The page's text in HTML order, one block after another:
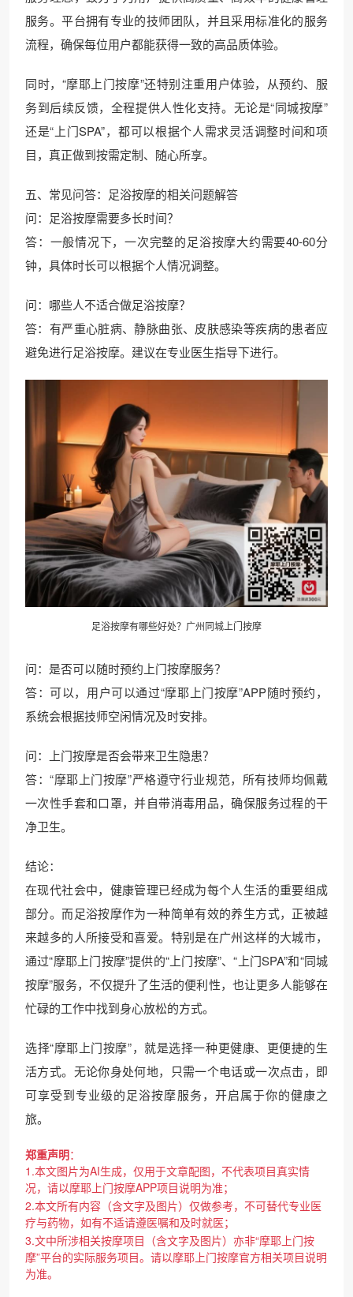
服务。平台拥有专业的技师团队，并且采用标准化的服务
流程，确保每位用户都能获得一致的高品质体验。
同时，“摩耶上门按摩”还特别注重用户体验，从预约、服
务到后续反馈，全程提供人性化支持。无论是“同城按摩”
还是“上门SPA”，都可以根据个人需求灵活调整时间和项
目，真正做到按需定制、随心所享。
五、常见问答：足浴按摩的相关问题解答
问：足浴按摩需要多长时间？
答：一般情况下，一次完整的足浴按摩大约需要40-60分
钟，具体时长可以根据个人情况调整。
问：哪些人不适合做足浴按摩？
答：有严重心脏病、静脉曲张、皮肤感染等疾病的患者应
避免进行足浴按摩。建议在专业医生指导下进行。
足浴按摩有哪些好处？ 广州同城 上门按摩
问：是否可以随时预约上门按摩服务？
答：可以，用户可以通过“摩耶上门按摩”APP随时预约，
系统会根据技师空闲情况及时安排。
问：上门按摩是否会带来卫生隐患？
答：“摩耶上门按摩”严格遵守行业规范，所有技师均佩戴
一次性手套和口罩，并自带消毒用品，确保服务过程的干
净卫生。
结论：
在现代社会中，健康管理已经成为每个人生活的重要组成
部分。而足浴按摩作为一种简单有效的养生方式，正被越
来越多的人所接受和喜爱。特别是在广州这样的大城市，
通过“摩耶上门按摩”提供的“上门按摩”、“上门SPA”和“同城
按摩”服务，不仅提升了生活的便利性，也让更多人能够在
忙碌的工作中找到身心放松的方式。
选择“摩耶上门按摩”，就是选择一种更健康、更便捷的生
活方式。无论你身处何地，只需一个电话或一次点击，即
可享受到专业级的足浴按摩服务，开启属于你的健康之
旅。
郑重声明：
1.本文图片为AI生成，仅用于文章配图，不代表项目真实情
况，请以摩耶上门按摩APP项目说明为准；
2.本文所有内容（含文字及图片）仅做参考，不可替代专业医
疗与药物，如有不适请遵医嘱和及时就医；
3.文中所涉相关按摩项目（含文字及图片）亦非“摩耶上门按
摩”平台的实际服务项目。请以摩耶上门按摩官方相关项目说明
为准。